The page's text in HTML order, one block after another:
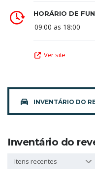
HORÁRIO DE
09:00 as 18:00
Ver site
INVENTÁRIO DO
Inventário do
Itens recentes